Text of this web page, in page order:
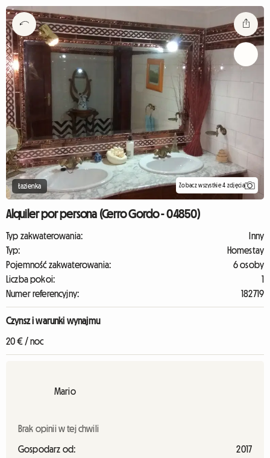
Łazienka Zobacz wszystkie 4 zdjęcia
Alquiler por persona (Cerro Gordo - 04850)
Typ zakwaterowania:
Inny
Typ:
Homestay
Pojemność zakwaterowania:
6 osoby
Liczba pokoi:
1
Numer referencyjny:
182719
Czynsz i warunki wynajmu
20 € / noc
Mario
Brak opinii w tej chwili
Gospodarz od: 2017